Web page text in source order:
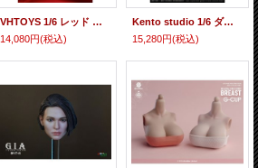
VHTOYS 1/6 レッド ダンス ガールヘッド アクションフィギュア用 眼球可動 VH002 *予約
14,080円(税込)
Kento studio 1/6 ダークナイト リターンズ アクセサリセット アクションフィギュア KS-K015 *予約
15,280円(税込)